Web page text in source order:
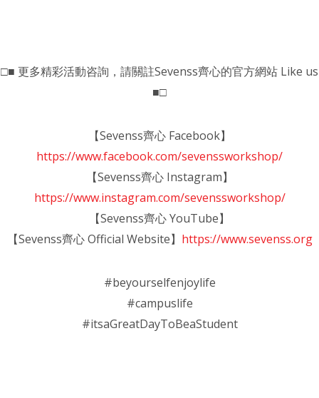
□■ 更多精彩活動咨詢，請關註Sevenss齊心的官方網站 Like us
■□
【Sevenss齊心 Facebook】
https://www.facebook.com/sevenssworkshop/
【Sevenss齊心 Instagram】
https://www.instagram.com/sevenssworkshop/
【Sevenss齊心 YouTube】
【Sevenss齊心 Official Website】 https://www.sevenss.org
#beyourselfenjoylife
#campuslife
#itsaGreatDayToBeaStudent